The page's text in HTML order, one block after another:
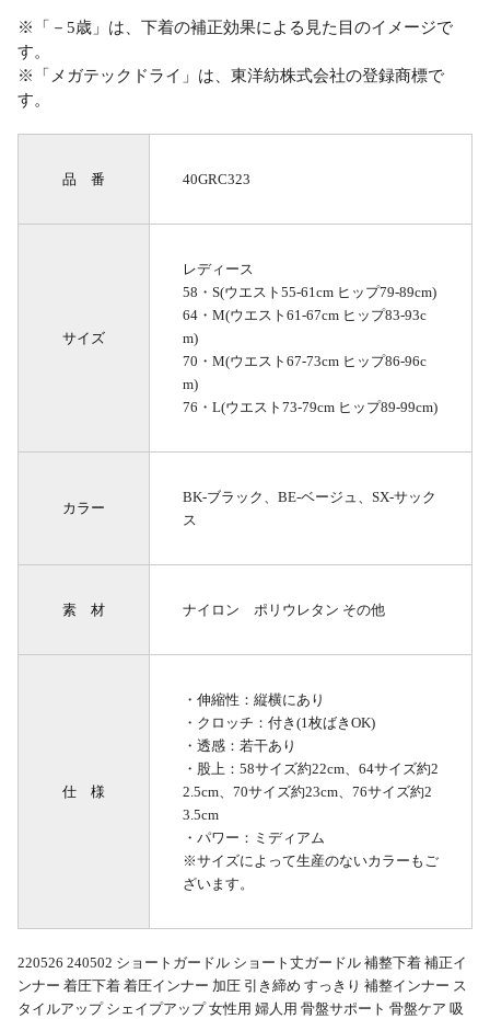
※「－5歳」は、下着の補正効果による見た目のイメージで
す。
※「メガテックドライ」は、東洋紡株式会社の登録商標で
す。
品 番 40GRC323
サイズ
レディース
58・S(ウエスト55-61cm ヒップ79-89cm)
64・M(ウエスト61-67cm ヒップ83-93c
m)
70・M(ウエスト67-73cm ヒップ86-96c
m)
76・L(ウエスト73-79cm ヒップ89-99cm)
カラー
BK-ブラック、BE-ベージュ、SX-サック
ス
素 材 ナイロン ポリウレタン その他
仕 様
・伸縮性：縦横にあり
・クロッチ：付き(1枚ばきOK)
・透感：若干あり
・股上：58サイズ約22cm、64サイズ約2
2.5cm、70サイズ約23cm、76サイズ約2
3.5cm
・パワー：ミディアム
※サイズによって生産のないカラーもご
ざいます。
220526 240502 ショートガードル ショート丈ガードル 補整下着 補正イ
ンナー 着圧下着 着圧インナー 加圧 引き締め すっきり 補整インナー ス
タイルアップ シェイプアップ 女性用 婦人用 骨盤サポート 骨盤ケア 吸